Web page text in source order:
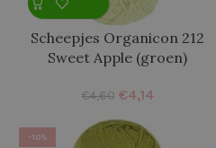
Scheepjes Organicon 212
Sweet Apple (groen)
€4,60 €4,14
-10%